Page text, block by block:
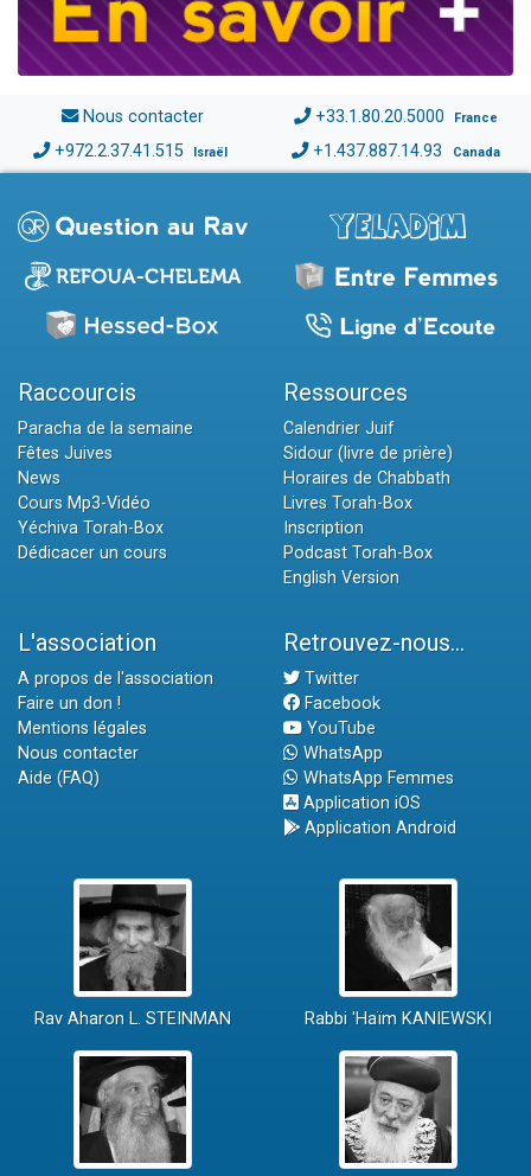
Nous contacter +33.1.80.20.5000 France
+972.2.37.41.515 Israël +1.437.887.14.93 Canada
Raccourcis
Paracha de la semaine
Fêtes Juives
News
Cours Mp3-Vidéo
Yéchiva Torah-Box
Dédicacer un cours
Ressources
Calendrier Juif
Sidour (livre de prière)
Horaires de Chabbath
Livres Torah-Box
Inscription
Podcast Torah-Box
English Version
L'association
A propos de l'association
Faire un don !
Mentions légales
Nous contacter
Aide (FAQ)
Retrouvez-nous...
Twitter
Facebook
YouTube
WhatsApp
WhatsApp Femmes
Application iOS
Application Android
Rav Aharon L. STEINMAN Rabbi 'Haïm KANIEWSKI